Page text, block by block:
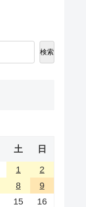
検索
土 日
1
2
8
9
15
16